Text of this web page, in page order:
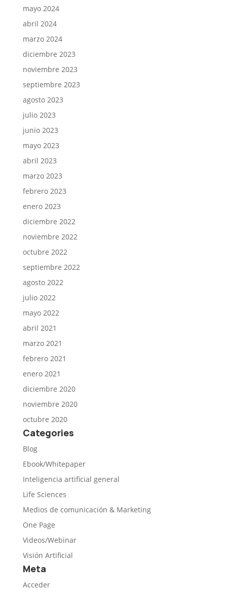
mayo 2024
abril 2024
marzo 2024
diciembre 2023
noviembre 2023
septiembre 2023
agosto 2023
julio 2023
junio 2023
mayo 2023
abril 2023
marzo 2023
febrero 2023
enero 2023
diciembre 2022
noviembre 2022
octubre 2022
septiembre 2022
agosto 2022
julio 2022
mayo 2022
abril 2021
marzo 2021
febrero 2021
enero 2021
diciembre 2020
noviembre 2020
octubre 2020
Categories
Blog
Ebook/Whitepaper
Inteligencia artificial general
Life Sciences
Medios de comunicación & Marketing
One Page
Videos/Webinar
Visión Artificial
Meta
Acceder